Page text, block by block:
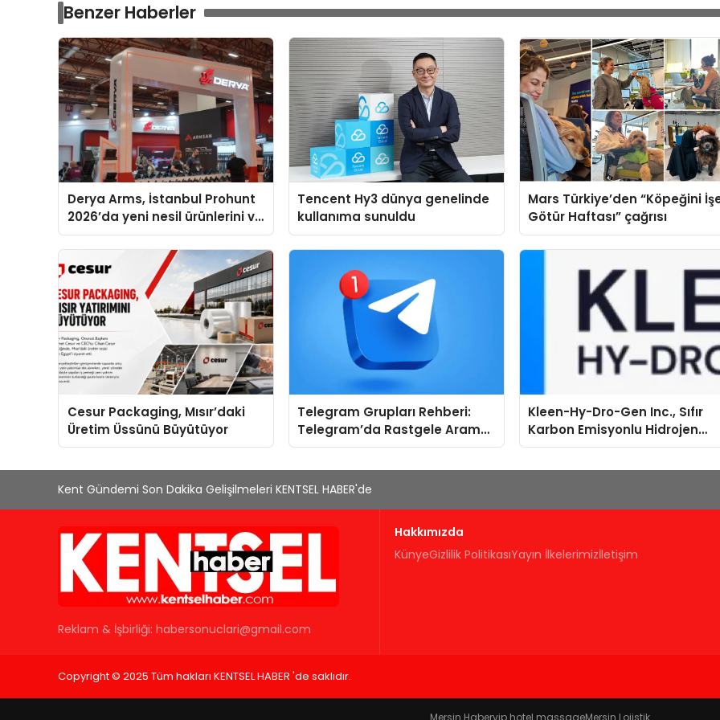
Benzer Haberler
Derya Arms, İstanbul Prohunt
2026’da yeni nesil ürünlerini ve
global marka vizyonunu
sergiledi
Tencent Hy3 dünya genelinde
kullanıma sunuldu
Mars Türkiye’den “Köpeğini
Götür Haftası” çağrısı
Cesur Packaging, Mısır’daki
Üretim Üssünü Büyütüyor
Telegram Grupları Rehberi:
Telegram’da Rastgele Arama
Yerine Kategori Bazlı Keşif
Kleen-Hy-Dro-Gen Inc., Sıfır
Karbon Emisyonlu Hidrojen
Isıtma Teknolojisinde ISO ve
Kent Gündemi Son Dakika Gelişilmeleri KENTSEL HABER'de
Reklam & İşbirliği: habersonuclari@gmail.com
Hakkımızda
KünyeGizlilik PolitikasıYayın İlkelerimizİletişim
Copyright © 2025 Tüm hakları KENTSEL HABER 'de saklıdır.
Mersin Habervip hotel massageMersin Lojistik